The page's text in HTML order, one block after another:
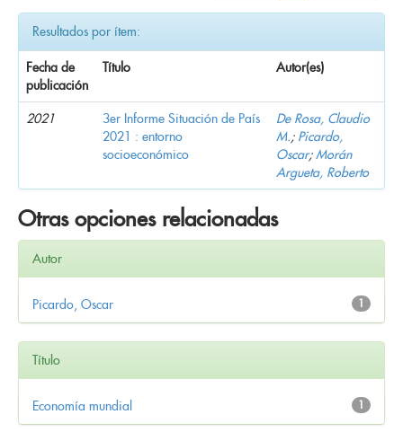
Resultados por ítem:
Fecha de
publicación
Título Autor(es)
2021
3er Informe Situación de País
2021 : entorno
socioeconómico
De Rosa, Claudio
M.; Picardo,
Oscar;Morán
Argueta, Roberto
Otras opciones relacionadas
Autor
1
Picardo, Oscar
Título
1
Economía mundial